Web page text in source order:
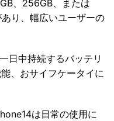
、256GB、または
り、幅広いユーザーの
日中持続するバッテリ
、おサイフケータイに
は日常の使用に